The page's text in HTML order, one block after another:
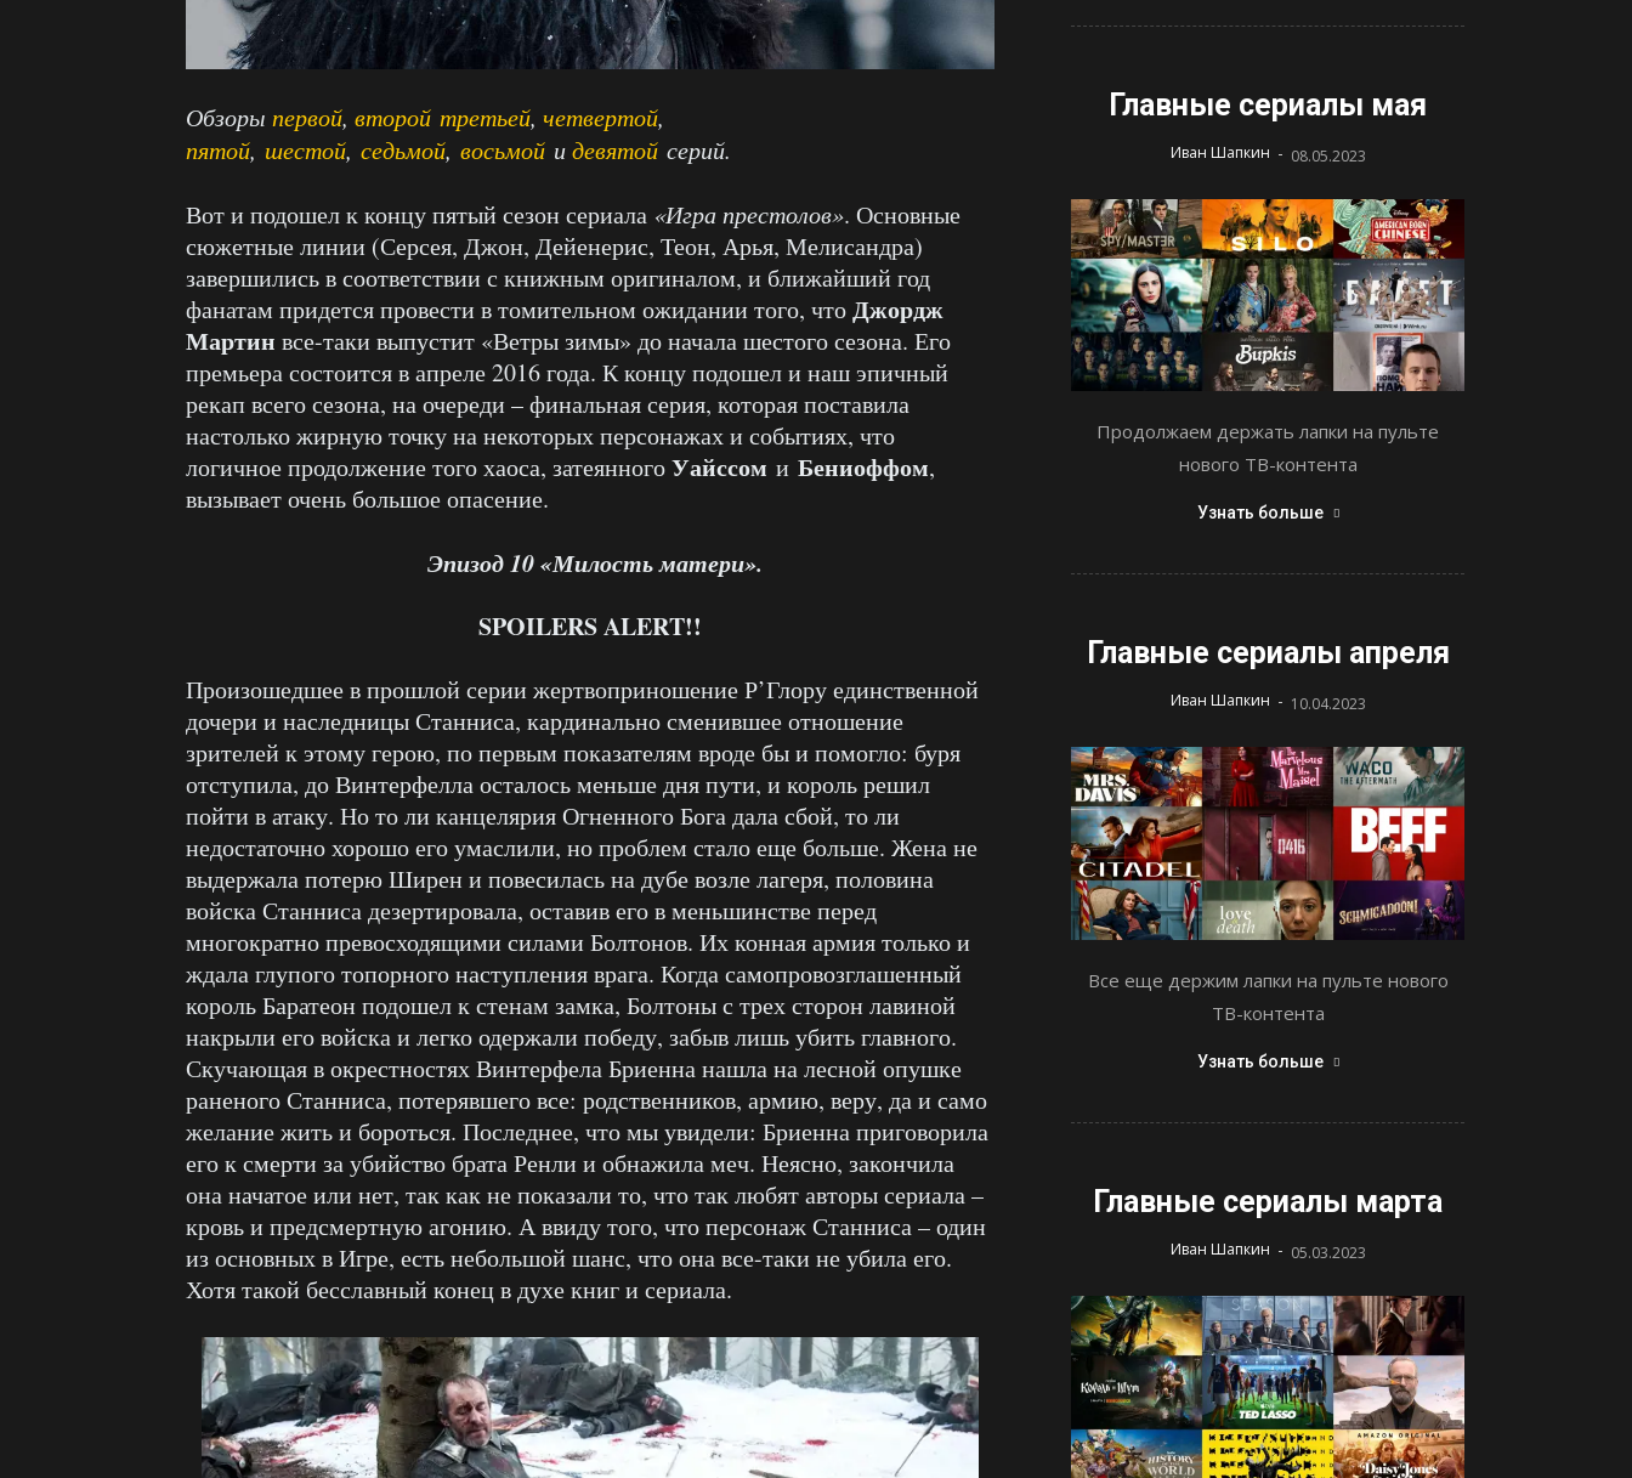
Обзоры первой, второй третьей, четвертой,
пятой, шестой, седьмой, восьмой идевятой серий.
Вот и подошел к концу пятый сезон сериала «Игра престолов». Основные
сюжетные линии (Серсея, Джон, Дейенерис, Теон, Арья, Мелисандра)
завершились в соответствии с книжным оригиналом, и ближайший год
фанатам придется провести в томительном ожидании того, чтоДжордж
Мартин все-таки выпустит «Ветры зимы» до начала шестого сезона. Его
премьера состоится в апреле 2016 года. К концу подошел и наш эпичный
рекап всего сезона, на очереди – финальная серия, которая поставила
настолько жирную точку на некоторых персонажах и событиях, что
логичное продолжение того хаоса, затеянногоУайссом и Бениоффом,
вызывает очень большое опасение.
Эпизод 10 «Милость матери».
SPOILERS ALERT!!
Произошедшее в прошлой серии жертвоприношение Р’Глору единственной
дочери и наследницы Станниса, кардинально сменившее отношение
зрителей к этому герою, по первым показателям вроде бы и помогло: буря
отступила, до Винтерфелла осталось меньше дня пути, и король решил
пойти в атаку. Но то ли канцелярия Огненного Бога дала сбой, то ли
недостаточно хорошо его умаслили, но проблем стало еще больше. Жена не
выдержала потерю Ширен и повесилась на дубе возле лагеря, половина
войска Станниса дезертировала, оставив его в меньшинстве перед
многократно превосходящими силами Болтонов. Их конная армия только и
ждала глупого топорного наступления врага. Когда самопровозглашенный
король Баратеон подошел к стенам замка, Болтоны с трех сторон лавиной
накрыли его войска и легко одержали победу, забыв лишь убить главного.
Скучающая в окрестностях Винтерфела Бриенна нашла на лесной опушке
раненого Станниса, потерявшего все: родственников, армию, веру, да и само
желание жить и бороться. Последнее, что мы увидели: Бриенна приговорила
его к смерти за убийство брата Ренли и обнажила меч. Неясно, закончила
она начатое или нет, так как не показали то, что так любят авторы сериала –
кровь и предсмертную агонию. А ввиду того, что персонаж Станниса – один
из основных в Игре, есть небольшой шанс, что она все-таки не убила его.
Хотя такой бесславный конец в духе книг и сериала.
Главные сериалы мая
Иван Шапкин - 08.05.2023
Продолжаем держать лапки на пульте
нового ТВ-контента
Узнать больше
Главные сериалы апреля
Иван Шапкин - 10.04.2023
Все еще держим лапки на пульте нового
ТВ-контента
Узнать больше
Главные сериалы марта
Иван Шапкин - 05.03.2023